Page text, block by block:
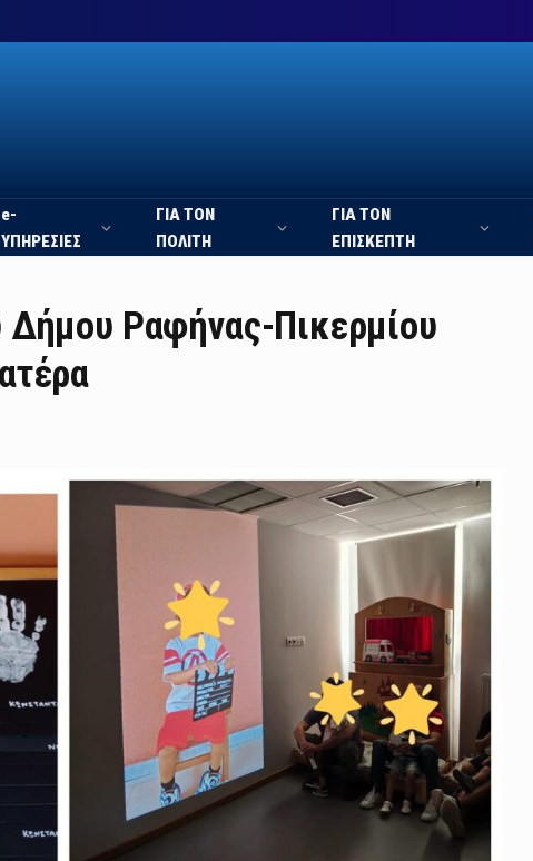
e-
ΥΠΗΡΕΣΙΕΣ
ΓΙΑ ΤΟΝ
ΠΟΛΙΤΗ
ΓΙΑ ΤΟΝ
ΕΠΙΣΚΕΠΤΗ
Δήμου Ραφήνας-Πικερμίου